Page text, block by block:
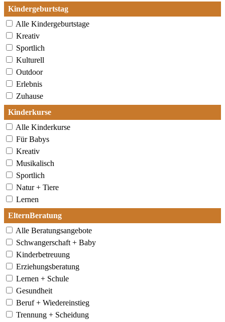
Kindergeburtstag
Alle Kindergeburtstage
Kreativ
Sportlich
Kulturell
Outdoor
Erlebnis
Zuhause
Kinderkurse
Alle Kinderkurse
Für Babys
Kreativ
Musikalisch
Sportlich
Natur + Tiere
Lernen
ElternBeratung
Alle Beratungsangebote
Schwangerschaft + Baby
Kinderbetreuung
Erziehungsberatung
Lernen + Schule
Gesundheit
Beruf + Wiedereinstieg
Trennung + Scheidung